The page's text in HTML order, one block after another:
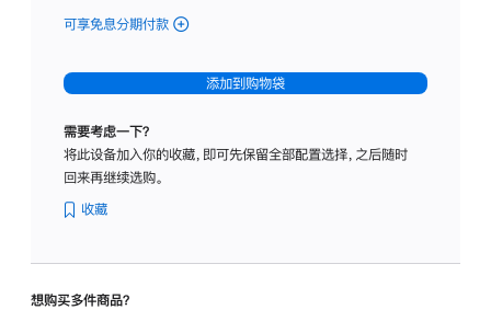
可享免息分期付款 (Studio
-
标
璃
添加到购物袋
需要考虑一下？
将此设备加入你的收藏，即可先保留全部配置选择，之后随时
回来再继续选购。
收藏
想购买多件商品？